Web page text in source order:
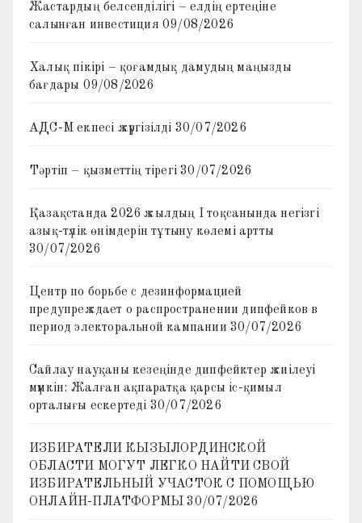
Жастардың белсенділігі – елдің ертеңіне
салынған инвестиция 09/08/2026
Халық пікірі – қоғамдық дамудың маңызды
бағдары 09/08/2026
АДС-М екпесі жүргізілді 30/07/2026
Тәртіп – қызметтің тірегі 30/07/2026
Қазақстанда 2026 жылдың I тоқсанында негізгі
азық-түлік өнімдерін тұтыну көлемі артты
30/07/2026
Центр по борьбе с дезинформацией
предупреждает о распространении дипфейков в
период электоральной кампании 30/07/2026
Сайлау науқаны кезеңінде дипфейктер жиілеуі
мүмкін: Жалған ақпаратқа қарсы іс-қимыл
орталығы ескертеді 30/07/2026
ИЗБИРАТЕЛИ КЫЗЫЛОРДИНСКОЙ
ОБЛАСТИ МОГУТ ЛЕГКО НАЙТИ СВОЙ
ИЗБИРАТЕЛЬНЫЙ УЧАСТОК С ПОМОЩЬЮ
ОНЛАЙН-ПЛАТФОРМЫ 30/07/2026